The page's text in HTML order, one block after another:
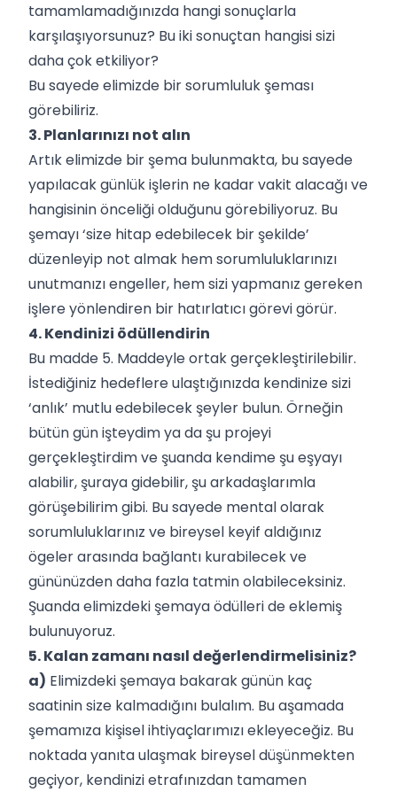
tamamlamadığınızda hangi sonuçlarla
karşılaşıyorsunuz? Bu iki sonuçtan hangisi sizi
daha çok etkiliyor?
Bu sayede elimizde bir sorumluluk şeması
görebiliriz.
3. Planlarınızı not alın
Artık elimizde bir şema bulunmakta, bu sayede
yapılacak günlük işlerin ne kadar vakit alacağı ve
hangisinin önceliği olduğunu görebiliyoruz. Bu
şemayı ‘size hitap edebilecek bir şekilde’
düzenleyip not almak hem sorumluluklarınızı
unutmanızı engeller, hem sizi yapmanız gereken
işlere yönlendiren bir hatırlatıcı görevi görür.
4. Kendinizi ödüllendirin
Bu madde 5. Maddeyle ortak gerçekleştirilebilir.
İstediğiniz hedeflere ulaştığınızda kendinize sizi
‘anlık’ mutlu edebilecek şeyler bulun. Örneğin
bütün gün işteydim ya da şu projeyi
gerçekleştirdim ve şuanda kendime şu eşyayı
alabilir, şuraya gidebilir, şu arkadaşlarımla
görüşebilirim gibi. Bu sayede mental olarak
sorumluluklarınız ve bireysel keyif aldığınız
ögeler arasında bağlantı kurabilecek ve
gününüzden daha fazla tatmin olabileceksiniz.
Şuanda elimizdeki şemaya ödülleri de eklemiş
bulunuyoruz.
5. Kalan zamanı nasıl değerlendirmelisiniz?
a) Elimizdeki şemaya bakarak günün kaç
saatinin size kalmadığını bulalım. Bu aşamada
şemamıza kişisel ihtiyaçlarımızı ekleyeceğiz. Bu
noktada yanıta ulaşmak bireysel düşünmekten
geçiyor, kendinizi etrafınızdan tamamen